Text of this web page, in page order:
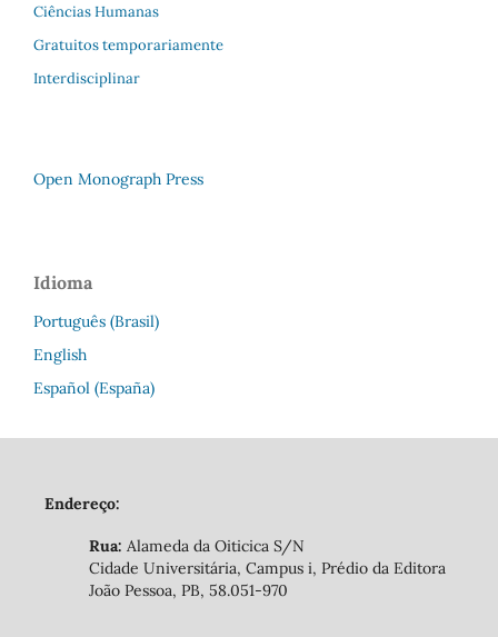
Ciências Humanas
Gratuitos temporariamente
Interdisciplinar
Open Monograph Press
Idioma
Português (Brasil)
English
Español (España)
Endereço:
Rua: Alameda da Oiticica S/N
Cidade Universitária, Campus i, Prédio da Editora
João Pessoa, PB, 58.051-970